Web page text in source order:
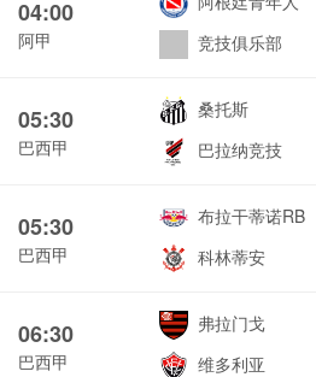
04:00
阿甲
竞技俱乐部
05:30
巴西甲
桑托斯
巴拉纳竞技
05:30
巴西甲
布拉干蒂诺RB
科林蒂安
06:30
巴西甲
弗拉门戈
维多利亚